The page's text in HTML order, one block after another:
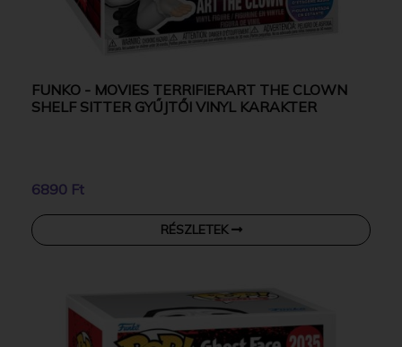
FUNKO - MOVIES TERRIFIERART THE CLOWN
SHELF SITTER GYŰJTŐI VINYL KARAKTER
6890 Ft
RÉSZLETEK